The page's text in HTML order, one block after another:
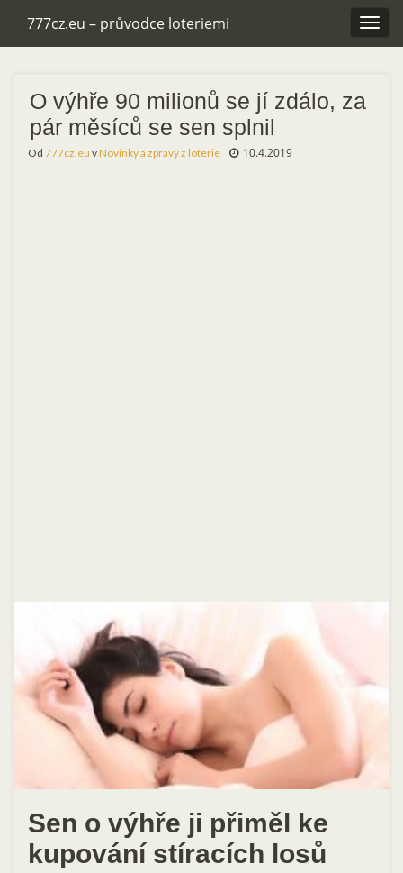
777cz.eu – průvodce loteriemi
O výhře 90 milionů se jí zdálo, za
pár měsíců se sen splnil
Od 777cz.eu vNovinky a zprávy z loterie 10.4.2019
Sen o výhře ji přiměl ke
kupování stíracích losů